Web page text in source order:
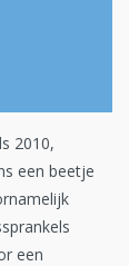
2010,
een beetje
een